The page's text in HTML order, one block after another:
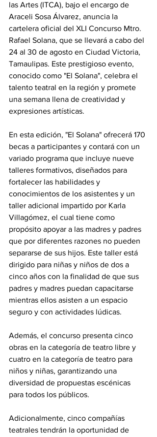
las Artes (ITCA), bajo el encargo de
Araceli Sosa Álvarez, anuncia la
cartelera oficial del XLI Concurso Mtro.
Rafael Solana, que se llevará a cabo del
24 al 30 de agosto en Ciudad Victoria,
Tamaulipas. Este prestigioso evento,
conocido como "El Solana", celebra el
talento teatral en la región y promete
una semana llena de creatividad y
expresiones artísticas.
En esta edición, "El Solana" ofrecerá 170
becas a participantes y contará con un
variado programa que incluye nueve
talleres formativos, diseñados para
fortalecer las habilidades y
conocimientos de los asistentes y un
taller adicional impartido por Karla
Villagómez, el cual tiene como
propósito apoyar a las madres y padres
que por diferentes razones no pueden
separarse de sus hijos. Este taller está
dirigido para niñas y niños de dos a
cinco años con la finalidad de que sus
padres y madres puedan capacitarse
mientras ellos asisten a un espacio
seguro y con actividades lúdicas.
Además, el concurso presenta cinco
obras en la categoría de teatro libre y
cuatro en la categoría de teatro para
niños y niñas, garantizando una
diversidad de propuestas escénicas
para todos los públicos.
Adicionalmente, cinco compañías
teatrales tendrán la oportunidad de